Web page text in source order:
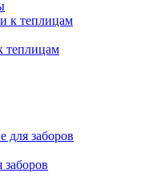
к теплицам
теплицам
заборов